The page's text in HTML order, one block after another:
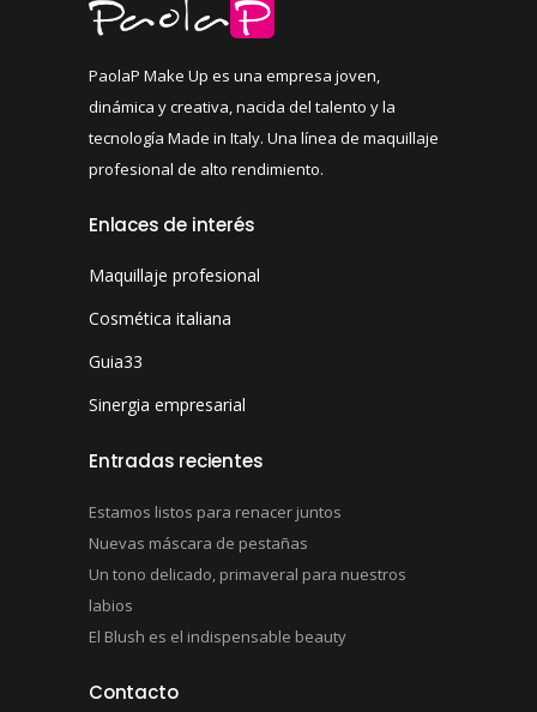
PaolaP Make Up es una empresa joven,
dinámica y creativa, nacida del talento y la
tecnología Made in Italy. Una línea de maquillaje
profesional de alto rendimiento.
Enlaces de interés
Maquillaje profesional
Cosmética italiana
Guia33
Sinergia empresarial
Entradas recientes
Estamos listos para renacer juntos
Nuevas máscara de pestañas
Un tono delicado, primaveral para nuestros
labios
El Blush es el indispensable beauty
Contacto